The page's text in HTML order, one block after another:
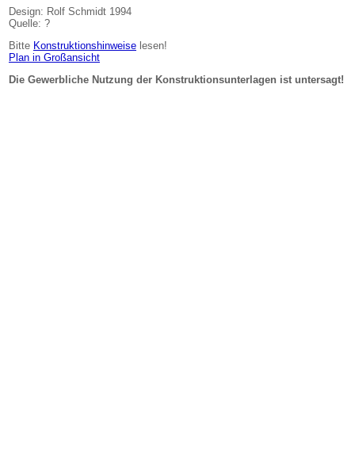
Design: Rolf Schmidt 1994
Quelle: ?
Bitte Konstruktionshinweise lesen!
Plan in Großansicht
Die Gewerbliche Nutzung der Konstruktionsunterlagen ist untersagt!